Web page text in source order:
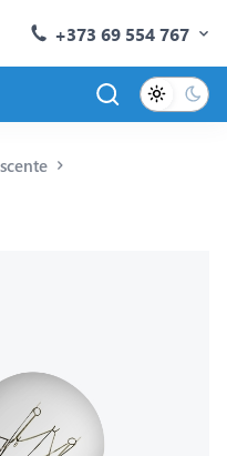
+373 69 554 767